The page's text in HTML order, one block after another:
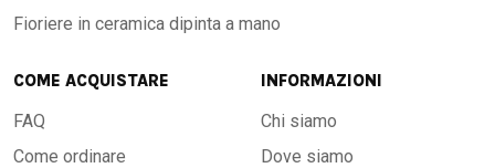
Fioriere in ceramica dipinta a mano
COME ACQUISTARE
FAQ
Come ordinare
INFORMAZIONI
Chi siamo
Dove siamo